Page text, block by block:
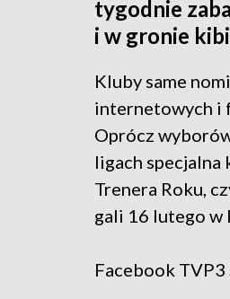
tygodnie
i w gronie
Kluby same
internetowych i
Oprócz
ligach specjalna
Trenera Roku,
gali 16 lutego w
Facebook TVP3